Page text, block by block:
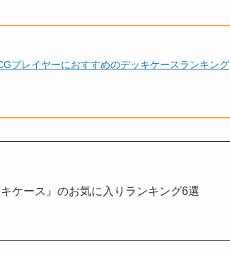
プレイヤーにおすすめのデッキケースランキング
ケース』のお気に入りランキング6選